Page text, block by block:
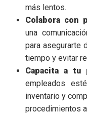
más lentos.
Colabora con
una
para asegurarte
tiempo y evitar
Capacita a tu
empleados
inventario y
procedimientos